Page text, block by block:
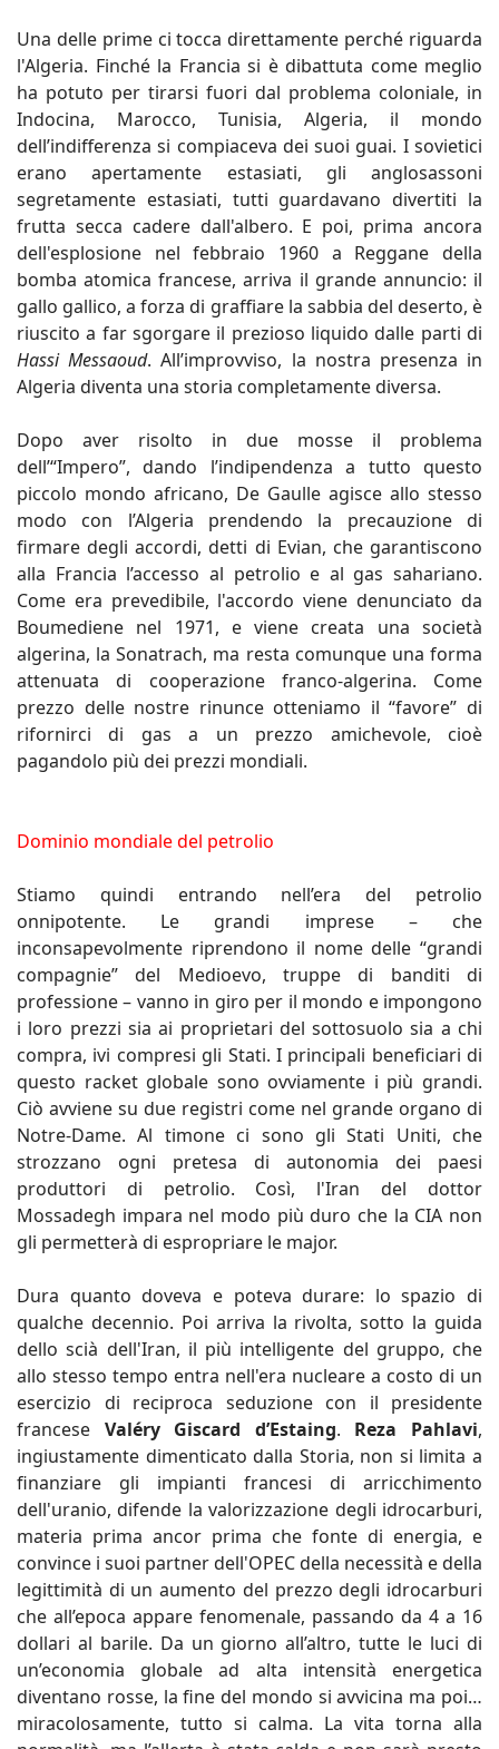
Una delle prime ci tocca direttamente perché riguarda
l'Algeria. Finché la Francia si è dibattuta come meglio
ha potuto per tirarsi fuori dal problema coloniale, in
Indocina, Marocco, Tunisia, Algeria, il mondo
dell’indifferenza si compiaceva dei suoi guai. I sovietici
erano apertamente estasiati, gli anglosassoni
segretamente estasiati, tutti guardavano divertiti la
frutta secca cadere dall'albero. E poi, prima ancora
dell'esplosione nel febbraio 1960 a Reggane della
bomba atomica francese, arriva il grande annuncio: il
gallo gallico, a forza di graffiare la sabbia del deserto, è
riuscito a far sgorgare il prezioso liquido dalle parti di
Hassi Messaoud. All’improvviso, la nostra presenza in
Algeria diventa una storia completamente diversa.
Dopo aver risolto in due mosse il problema
dell’“Impero”, dando l’indipendenza a tutto questo
piccolo mondo africano, De Gaulle agisce allo stesso
modo con l’Algeria prendendo la precauzione di
firmare degli accordi, detti di Evian, che garantiscono
alla Francia l’accesso al petrolio e al gas sahariano.
Come era prevedibile, l'accordo viene denunciato da
Boumediene nel 1971, e viene creata una società
algerina, la Sonatrach, ma resta comunque una forma
attenuata di cooperazione franco-algerina. Come
prezzo delle nostre rinunce otteniamo il “favore” di
rifornirci di gas a un prezzo amichevole, cioè
pagandolo più dei prezzi mondiali.
Dominio mondiale del petrolio
Stiamo quindi entrando nell’era del petrolio
onnipotente. Le grandi imprese – che
inconsapevolmente riprendono il nome delle “grandi
compagnie” del Medioevo, truppe di banditi di
professione – vanno in giro per il mondo e impongono
i loro prezzi sia ai proprietari del sottosuolo sia a chi
compra, ivi compresi gli Stati. I principali beneficiari di
questo racket globale sono ovviamente i più grandi.
Ciò avviene su due registri come nel grande organo di
Notre-Dame. Al timone ci sono gli Stati Uniti, che
strozzano ogni pretesa di autonomia dei paesi
produttori di petrolio. Così, l'Iran del dottor
Mossadegh impara nel modo più duro che la CIA non
gli permetterà di espropriare le major.
Dura quanto doveva e poteva durare: lo spazio di
qualche decennio. Poi arriva la rivolta, sotto la guida
dello scià dell'Iran, il più intelligente del gruppo, che
allo stesso tempo entra nell'era nucleare a costo di un
esercizio di reciproca seduzione con il presidente
francese Valéry Giscard d’Estaing. Reza Pahlavi,
ingiustamente dimenticato dalla Storia, non si limita a
finanziare gli impianti francesi di arricchimento
dell'uranio, difende la valorizzazione degli idrocarburi,
materia prima ancor prima che fonte di energia, e
convince i suoi partner dell'OPEC della necessità e della
legittimità di un aumento del prezzo degli idrocarburi
che all’epoca appare fenomenale, passando da 4 a 16
dollari al barile. Da un giorno all’altro, tutte le luci di
un’economia globale ad alta intensità energetica
diventano rosse, la fine del mondo si avvicina ma poi…
miracolosamente, tutto si calma. La vita torna alla